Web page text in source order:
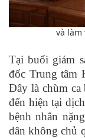
và làm
Tại buổi giám
đốc Trung tâm
Đây là chùm ca
đến hiện tại
bệnh nhân
dân không chủ